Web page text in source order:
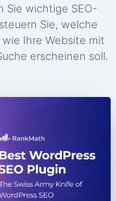
Sie wichtige SEO-
Sie, welche
Ihre Website mit
erscheinen soll.